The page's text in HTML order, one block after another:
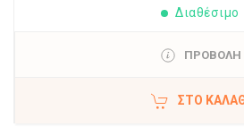
Διαθέσιμο
ΠΡΟΒΟΛΗ
ΣΤΟ